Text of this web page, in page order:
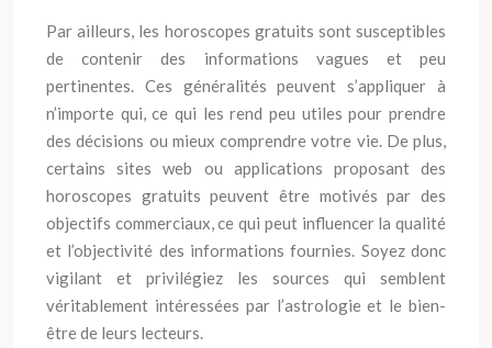
Par ailleurs, les horoscopes gratuits sont susceptibles
de contenir des informations vagues et peu
pertinentes. Ces généralités peuvent s’appliquer à
n’importe qui, ce qui les rend peu utiles pour prendre
des décisions ou mieux comprendre votre vie. De plus,
certains sites web ou applications proposant des
horoscopes gratuits peuvent être motivés par des
objectifs commerciaux, ce qui peut influencer la qualité
et l’objectivité des informations fournies. Soyez donc
vigilant et privilégiez les sources qui semblent
véritablement intéressées par l’astrologie et le bien-
être de leurs lecteurs.